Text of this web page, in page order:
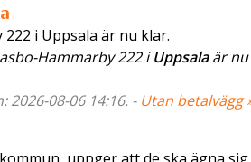
i Uppsala är nu klar.
Hammarby 222 iUppsalaär nu
08-06 14:16. - Utan betalvägg
uppger att de ska ägna